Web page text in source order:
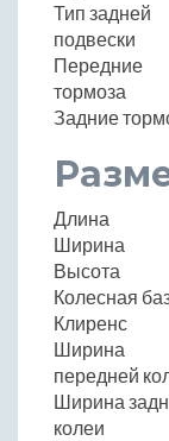
Тип задней
подвески
Передние
тормоза
Задние
Длина
Ширина
Высота
Колесная
Клиренс
Ширина
передней
Ширина
колеи